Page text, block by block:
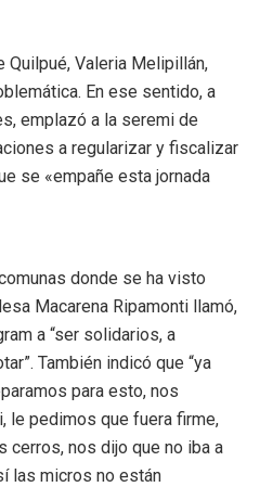
Quilpué, Valeria Melipillán,
En ese sentido, a
emplazó a la seremi de
a regularizar y fiscalizar
se «empañe esta jornada
donde se ha visto
Macarena Ripamonti llamó,
a “ser solidarios, a
También indicó que “ya
para esto, nos
le pedimos que fuera firme,
cerros, nos dijo que no iba a
las micros no están